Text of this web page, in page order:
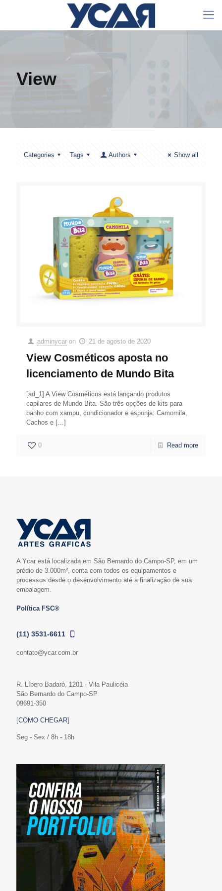
View
Categories Tags Authors Show all
adminycar on 21 de agosto de 2020
View Cosméticos aposta no
licenciamento de Mundo Bita
[ad_1] A View Cosméticos está lançando produtos
capilares de Mundo Bita. São três opções de kits para
banho com xampu, condicionador e esponja: Camomila,
Cachos e […]
0 Read more
A Ycar está localizada em São Bernardo do Campo-SP, em um
prédio de 3.000m², conta com todos os equipamentos e
processos desde o desenvolvimento até a finalização de sua
embalagem.
Política FSC®
(11) 3531-6611
contato@ycar.com.br
R. Líbero Badaró, 1201 - Vila Paulicéia
São Bernardo do Campo-SP
09691-350
[COMO CHEGAR]
Seg - Sex / 8h - 18h